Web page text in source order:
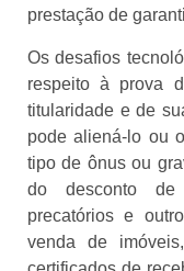
prestação de
Os desafios
respeito à prova
titularidade e de
pode aliená-lo ou
tipo de ônus ou
do desconto de
precatórios e
venda de